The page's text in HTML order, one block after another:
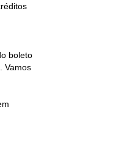
boleto
Vamos